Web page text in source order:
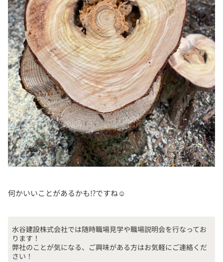
何かいいことがあるかも⁉︎ですね☺️
水谷建設株式会社では随時職場見学や職場説明会を行なってお
ります！
弊社のことが気になる、ご興味がある方はお気軽にご連絡くだ
さい！